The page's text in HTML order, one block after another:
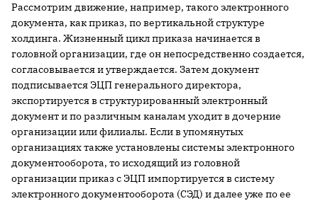
Рассмотрим движение, например, такого электронного
документа, как приказ, по вертикальной структуре
холдинга. Жизненный цикл приказа начинается в
головной организации, где он непосредственно создается,
согласовывается и утверждается. Затем документ
подписывается ЭЦП генерального директора,
экспортируется в структурированный электронный
документ и по различным каналам уходит в дочерние
организации или филиалы. Если в упомянутых
организациях также установлены системы электронного
документооборота, то исходящий из головной
организации приказ с ЭЦП импортируется в систему
электронного документооборота (СЭД) и далее уже по ее